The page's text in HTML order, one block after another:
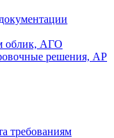
облик, АГО
решения, АР
требованиям